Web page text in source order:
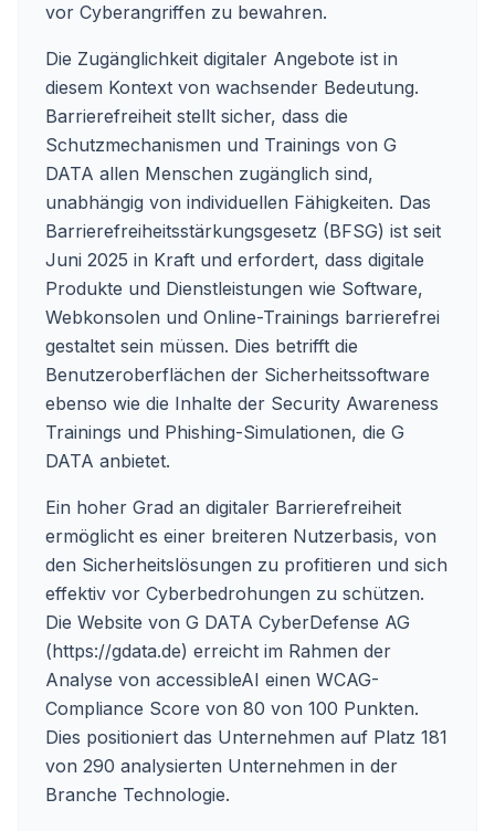
vor Cyberangriffen zu bewahren.
Die Zugänglichkeit digitaler Angebote ist in
diesem Kontext von wachsender Bedeutung.
Barrierefreiheit stellt sicher, dass die
Schutzmechanismen und Trainings von G
DATA allen Menschen zugänglich sind,
unabhängig von individuellen Fähigkeiten. Das
Barrierefreiheitsstärkungsgesetz (BFSG) ist seit
Juni 2025 in Kraft und erfordert, dass digitale
Produkte und Dienstleistungen wie Software,
Webkonsolen und Online-Trainings barrierefrei
gestaltet sein müssen. Dies betrifft die
Benutzeroberflächen der Sicherheitssoftware
ebenso wie die Inhalte der Security Awareness
Trainings und Phishing-Simulationen, die G
DATA anbietet.
Ein hoher Grad an digitaler Barrierefreiheit
ermöglicht es einer breiteren Nutzerbasis, von
den Sicherheitslösungen zu profitieren und sich
effektiv vor Cyberbedrohungen zu schützen.
Die Website von G DATA CyberDefense AG
(https://gdata.de) erreicht im Rahmen der
Analyse von accessibleAI einen WCAG-
Compliance Score von 80 von 100 Punkten.
Dies positioniert das Unternehmen auf Platz 181
von 290 analysierten Unternehmen in der
Branche Technologie.